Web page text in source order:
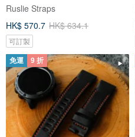
Ruslie Straps
HK$ 570.7 HK$ 634.1
可訂製
免運 9 折